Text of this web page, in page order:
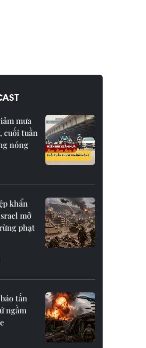
mưa
cuối tuần
nóng
khẩn
mở
phạt
tấn
ngầm